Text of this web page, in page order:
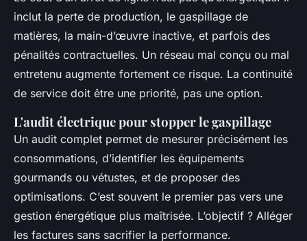
inclut la perte de production, le gaspillage de
matières, la main-d’œuvre inactive, et parfois des
pénalités contractuelles. Un réseau mal conçu ou mal
entretenu augmente fortement ce risque. La continuité
de service doit être une priorité, pas une option.
L'audit électrique pour stopper le gaspillage
Un audit complet permet de mesurer précisément les
consommations, d’identifier les équipements
gourmands ou vétustes, et de proposer des
optimisations. C’est souvent le premier pas vers une
gestion énergétique plus maîtrisée. L’objectif ? Alléger
les factures sans sacrifier la performance.